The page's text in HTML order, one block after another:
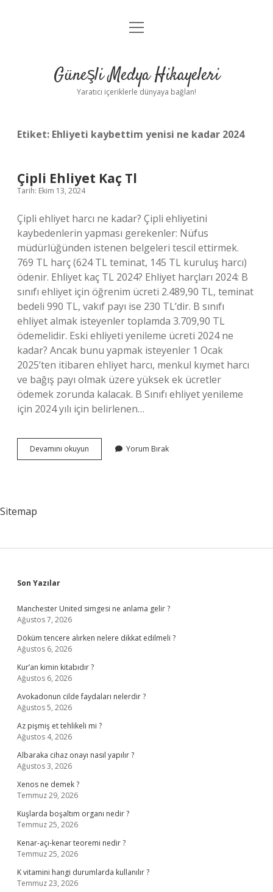
Anasayfa
Yasal Uyarı
menüyü
Güneşli Medya Hikayeleri
Yaratıcı içeriklerle dünyaya bağlan!
Etiket: Ehliyeti kaybettim yenisi ne kadar 2024
Çipli Ehliyet Kaç Tl
Tarih: Ekim 13, 2024
Çipli ehliyet harcı ne kadar? Çipli ehliyetini
kaybedenlerin yapması gerekenler: Nüfus
müdürlüğünden istenen belgeleri tescil ettirmek.
769 TL harç (624 TL teminat, 145 TL kuruluş harcı)
ödenir. Ehliyet kaç TL 2024? Ehliyet harçları 2024: B
sınıfı ehliyet için öğrenim ücreti 2.489,90 TL, teminat
bedeli 990 TL, vakıf payı ise 230 TL’dir. B sınıfı
ehliyet almak isteyenler toplamda 3.709,90 TL
ödemelidir. Eski ehliyeti yenileme ücreti 2024 ne
kadar? Ancak bunu yapmak isteyenler 1 Ocak
2025’ten itibaren ehliyet harcı, menkul kıymet harcı
ve bağış payı olmak üzere yüksek ek ücretler
ödemek zorunda kalacak. B Sınıfı ehliyet yenileme
için 2024 yılı için belirlenen…
Devamını okuyun
Ehliyet
Yorum Bırak
Sitemap
Sidebar
Son Yazılar
Manchester United simgesi ne anlama gelir ?
Ağustos 7, 2026
Döküm tencere alırken nelere dikkat edilmeli ?
Ağustos 6, 2026
Kur’an kimin kitabıdır ?
Ağustos 6, 2026
Avokadonun cilde faydaları nelerdir ?
Ağustos 5, 2026
Az pişmiş et tehlikeli mi ?
Ağustos 4, 2026
Albaraka cihaz onayı nasıl yapılır ?
Ağustos 3, 2026
Xenos ne demek ?
Temmuz 29, 2026
Kuşlarda boşaltım organı nedir ?
Temmuz 25, 2026
Kenar-açı-kenar teoremi nedir ?
Temmuz 25, 2026
K vitamini hangi durumlarda kullanılır ?
Temmuz 23, 2026